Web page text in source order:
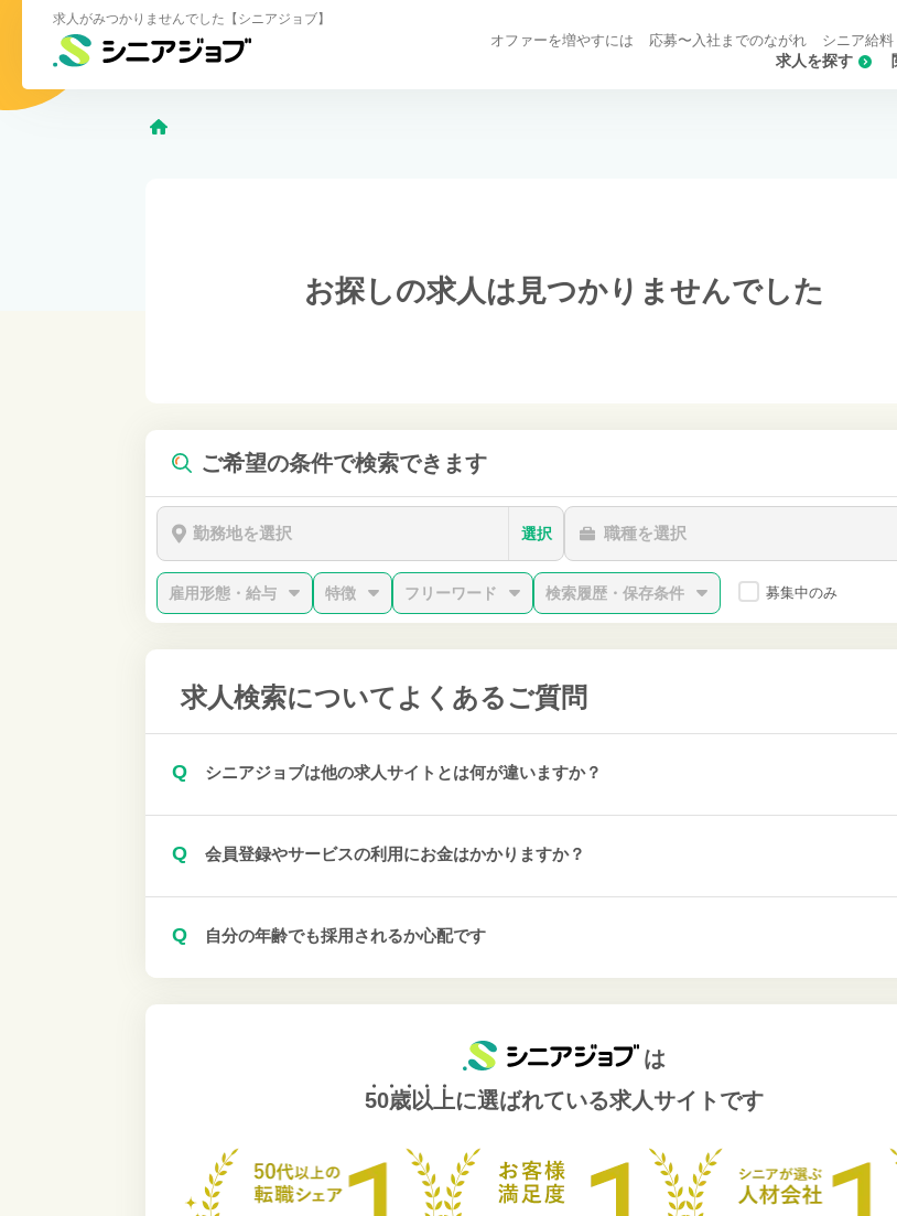
求人がみつかりませんでした【シニアジョブ】
求人を探す
オファーを増やすには 応募〜入社までのながれ シニア給
お探しの求人は 見つかりませんでした
ご希望の条件で検索できます
勤務地を選択 選択 職種を選択
雇用形態・給与 特徴 フリーワード 検索履歴・保存条件 募集中のみ
求人検索について よくあるご質問
Q シニアジョブは他の求人サイトとは何が違いますか？
Q 会員登録やサービスの利用にお金はかかりますか？
Q 自分の年齢でも採用されるか心配です
は
50歳以上に選ばれている求人サイトです